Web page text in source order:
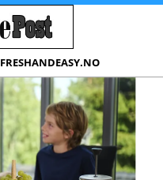
FRESHANDEASY.NO